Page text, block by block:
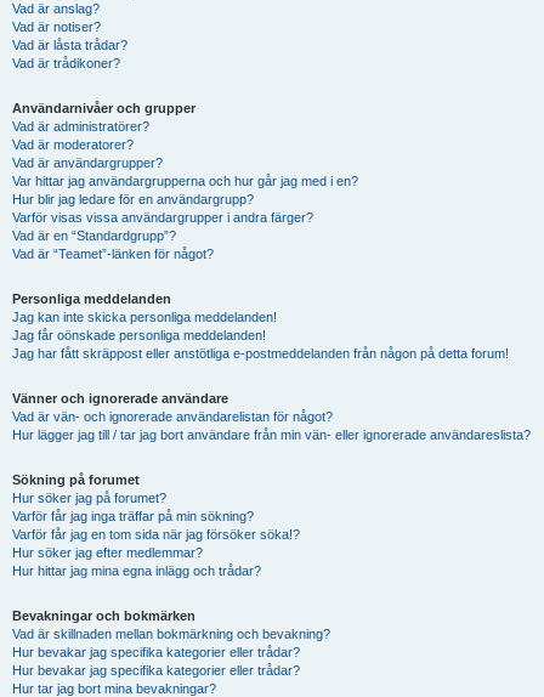
Vad är anslag?
Vad är notiser?
Vad är låsta trådar?
Vad är trådikoner?
Användarnivåer och grupper
Vad är administratörer?
Vad är moderatorer?
Vad är användargrupper?
Var hittar jag användargrupperna och hur går jag med i en?
Hur blir jag ledare för en användargrupp?
Varför visas vissa användargrupper i andra färger?
Vad är en “Standardgrupp”?
Vad är “Teamet”-länken för något?
Personliga meddelanden
Jag kan inte skicka personliga meddelanden!
Jag får oönskade personliga meddelanden!
Jag har fått skräppost eller anstötliga e-postmeddelanden från någon på detta forum!
Vänner och ignorerade användare
Vad är vän- och ignorerade användarelistan för något?
Hur lägger jag till / tar jag bort användare från min vän- eller ignorerade användareslista?
Sökning på forumet
Hur söker jag på forumet?
Varför får jag inga träffar på min sökning?
Varför får jag en tom sida när jag försöker söka!?
Hur söker jag efter medlemmar?
Hur hittar jag mina egna inlägg och trådar?
Bevakningar och bokmärken
Vad är skillnaden mellan bokmärkning och bevakning?
Hur bevakar jag specifika kategorier eller trådar?
Hur bevakar jag specifika kategorier eller trådar?
Hur tar jag bort mina bevakningar?